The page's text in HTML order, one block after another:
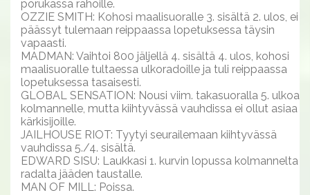
porukassa rahoille.
OZZIE SMITH: Kohosi maalisuoralle 3. sisältä 2. ulos, ei
päässyt tulemaan reippaassa lopetuksessa täysin
vapaasti.
MADMAN: Vaihtoi 800 jäljellä 4. sisältä 4. ulos, kohosi
maalisuoralle tultaessa ulkoradoille ja tuli reippaassa
lopetuksessa tasaisesti.
GLOBAL SENSATION: Nousi viim. takasuoralla 5. ulkoa
kolmannelle, mutta kiihtyvässä vauhdissa ei ollut asiaa
kärkisijoille.
JAILHOUSE RIOT: Tyytyi seurailemaan kiihtyvässä
vauhdissa 5./4. sisältä.
EDWARD SISU: Laukkasi 1. kurvin lopussa kolmannelta
radalta jääden taustalle.
MAN OF MILL: Poissa.